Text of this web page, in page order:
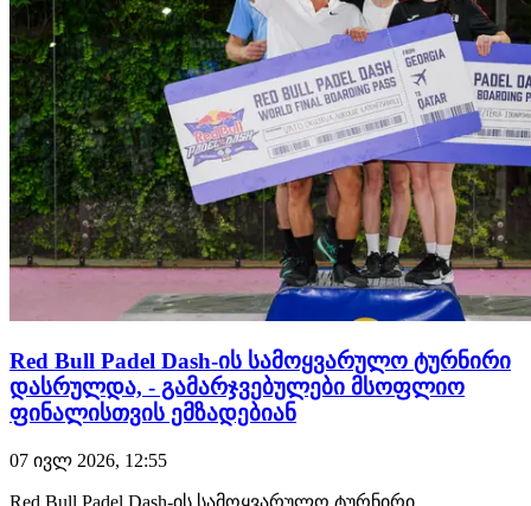
Red Bull Padel Dash-ის სამოყვარულო ტურნირი
დასრულდა, - გამარჯვებულები მსოფლიო
ფინალისთვის ემზადებიან
07 ივლ 2026, 12:55
Red Bull Padel Dash-ის სამოყვარულო ტურნირი